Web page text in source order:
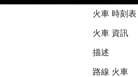
火車 時刻表
火車 資訊
描述
路線 火車